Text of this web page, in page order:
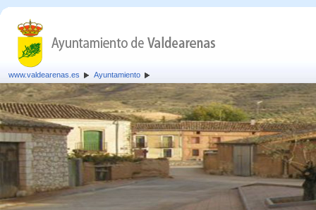
www.valdearenas.es Ayuntamiento